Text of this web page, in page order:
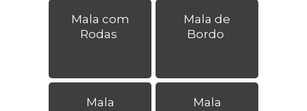
Mala com
Rodas
Mala de
Bordo
Mala
Mala